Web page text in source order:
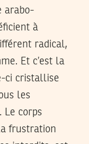
arabo-
à
radical,
Et c’est la
ci cristallise
les
Le corps
frustration